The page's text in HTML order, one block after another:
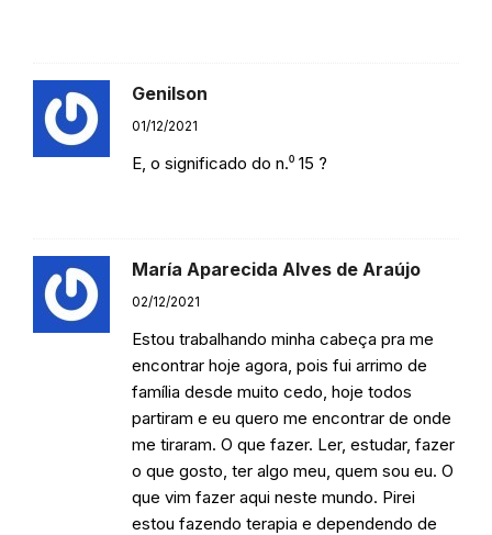
Genilson
01/12/2021
E, o significado do n.⁰ 15 ?
María Aparecida Alves de Araújo
02/12/2021
Estou trabalhando minha cabeça pra me
encontrar hoje agora, pois fui arrimo de
família desde muito cedo, hoje todos
partiram e eu quero me encontrar de onde
me tiraram. O que fazer. Ler, estudar, fazer
o que gosto, ter algo meu, quem sou eu. O
que vim fazer aqui neste mundo. Pirei
estou fazendo terapia e dependendo de